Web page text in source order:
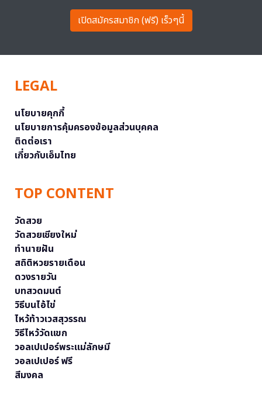
เปิดสมัครสมาชิก (ฟรี) เร็วๆนี้
LEGAL
นโยบายคุกกี้
นโยบายการคุ้มครองข้อมูลส่วนบุคคล
ติดต่อเรา
เกี่ยวกับเอ็มไทย
TOP CONTENT
วัดสวย
วัดสวยเชียงใหม่
ทำนายฝัน
สถิติหวยรายเดือน
ดวงรายวัน
บทสวดมนต์
วิธีบนไอ้ไข่
ไหว้ท้าวเวสสุวรรณ
วิธีไหว้วัดแขก
วอลเปเปอร์พระแม่ลักษมี
วอลเปเปอร์ ฟรี
สีมงคล